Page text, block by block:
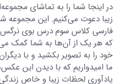
در اینجا شما را به تماشای
فارسی کلاس سوم درس بوی
که هر یک از آن‌ها به شما کمک
خود را به تصویر بکشید و با
ما امیدواریم که با دیدن این
یادآوری لحظات زیبا و خاص زندگی